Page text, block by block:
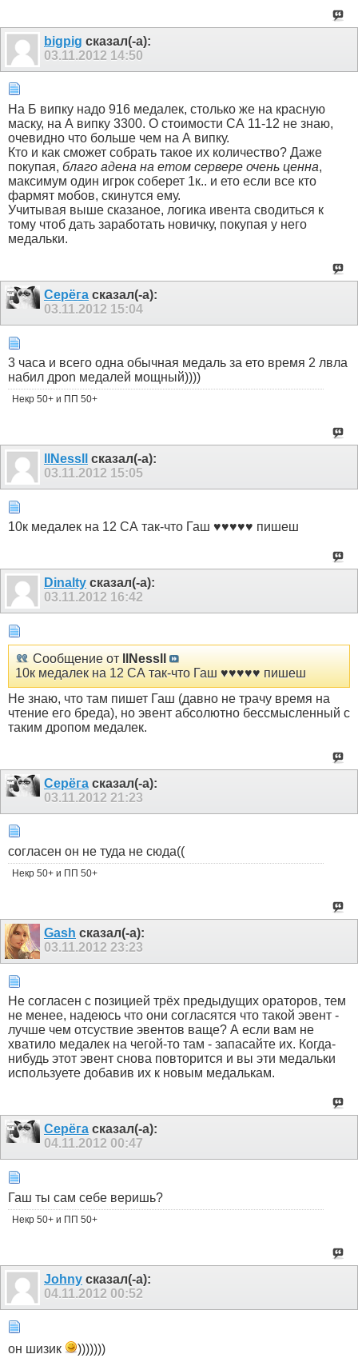
bigpig сказал(-а):
03.11.2012 14:50
На Б випку надо 916 медалек, столько же на красную
маску, на А випку 3300. О стоимости СА 11-12 не знаю,
очевидно что больше чем на А випку.
Кто и как сможет собрать такое их количество? Даже
покупая, благо адена на етом сервере очень ценна,
максимум один игрок соберет 1к.. и ето если все кто
фармят мобов, скинутся ему.
Учитывая выше сказаное, логика ивента сводиться к
тому чтоб дать заработать новичку, покупая у него
медальки.
Серёга сказал(-а):
03.11.2012 15:04
3 часа и всего одна обычная медаль за ето вpемя 2 лвла
набил дpon медалей мощный))))
Некр 50+ и ПП 50+
llNessll
сказал(-а):
03.11.2012 15:05
10к медалек на 12 СА так-что Гаш ♥♥♥♥♥ пишеш
Dinalty сказал(-а):
03.11.2012 16:42
Сообщение от
llNessll
10к медалек на 12 СА так-что Гаш ♥♥♥♥♥ пишеш
Не знаю, что там пишет Гаш (давно не трачу время на
чтение его бреда), но эвент абсолютно бессмысленный с
таким дропом медалек.
Серёга сказал(-а):
03.11.2012 21:23
согласен он не туда не сюда((
Некр 50+ и ПП 50+
Gash сказал(-а):
03.11.2012 23:23
Не согласен с позицией трёх предыдущих ораторов, тем
не менее, надеюсь что они согласятся что такой эвент -
лучше чем отсуствие эвентов ваще? А если вам не
хватило медалек на чегой-то там - запасайте их. Когда-
нибудь этот эвент снова повторится и вы эти медальки
используете добавив их к новым медалькам.
Серёга сказал(-а):
04.11.2012 00:47
Гаш ты сам себе веришь?
Некр 50+ и ПП 50+
Johny сказал(-а):
04.11.2012 00:52
он шизик )))))))